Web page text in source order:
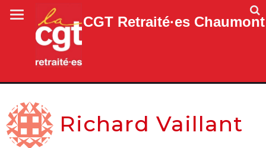
CGT Retraité·es Chaumont
Richard Vaillant